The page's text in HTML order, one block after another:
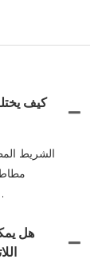
كيف
الشريط
مطاط
واستدامة مقارنةً بالأشرطة المرنة التقليدية.
هل